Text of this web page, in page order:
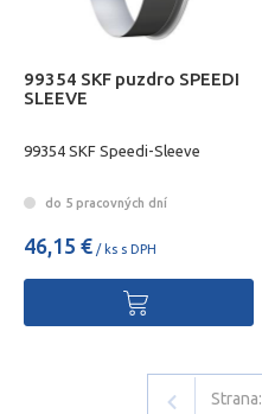
99354 SKF puzdro SPEEDI
SLEEVE
99354 SKF Speedi-Sleeve
do 5 pracovných dní
46,15 € / ks s DPH
Strana: